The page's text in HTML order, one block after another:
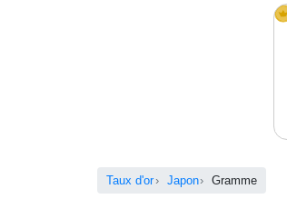
Taux d'or Japon Gramme